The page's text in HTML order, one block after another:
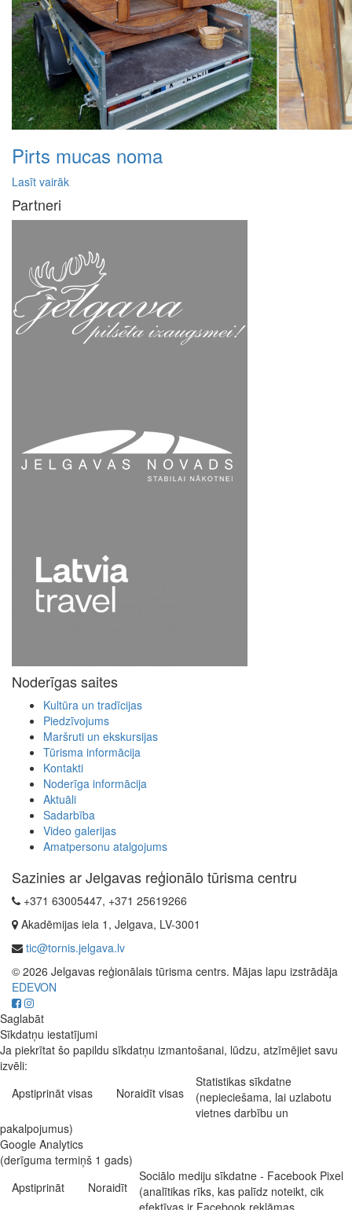
Pirts mucas noma
Lasīt vairāk
Partneri
Noderīgas saites
Kultūra un tradīcijas
Piedzīvojums
Maršruti un ekskursijas
Tūrisma informācija
Kontakti
Noderīga informācija
Aktuāli
Sadarbība
Video galerijas
Amatpersonu atalgojums
Sazinies ar Jelgavas reģionālo tūrisma centru
+371 63005447, +371 25619266
Akadēmijas iela 1, Jelgava, LV-3001
tic@tornis.jelgava.lv
© 2026 Jelgavas reģionālais tūrisma centrs. Mājas lapu izstrādāja
EDEVON
Saglabāt
Sīkdatņu iestatījumi
Ja piekrītat šo papildu sīkdatņu izmantošanai, lūdzu, atzīmējiet savu
izvēli:
Apstiprināt visas
Noraidīt visas
Statistikas sīkdatne
(nepieciešama, lai uzlabotu
vietnes darbību un
pakalpojumus)
Google Analytics
(derīguma termiņš 1 gads)
Apstiprināt
Noraidīt
Sociālo mediju sīkdatne - Facebook Pixel
(analītikas rīks, kas palīdz noteikt, cik